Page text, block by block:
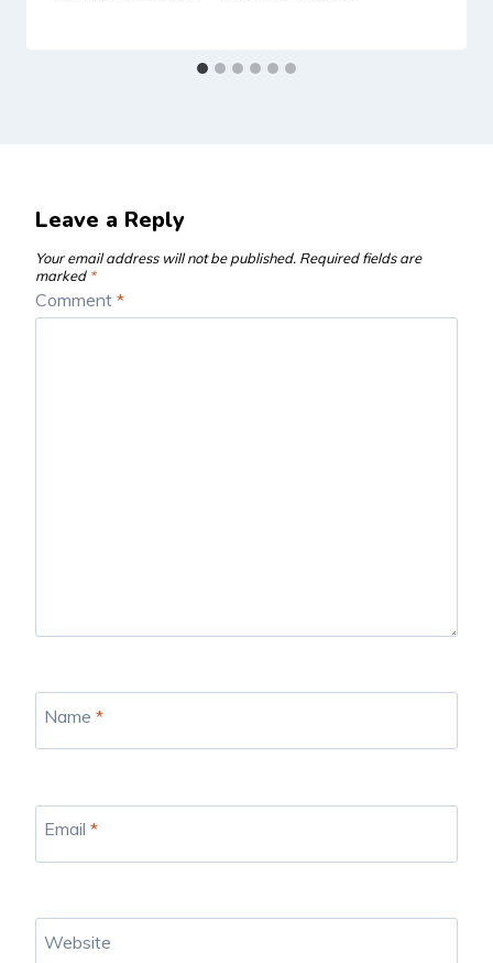
Leave a Reply
Your email address will not be published. Required fields are
marked *
Comment *
Name *
Email *
Website